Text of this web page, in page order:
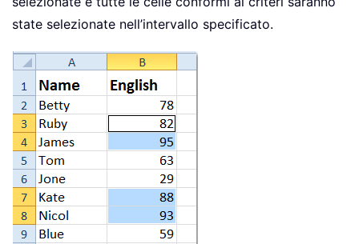
state selezionate nell’intervallo specificato.